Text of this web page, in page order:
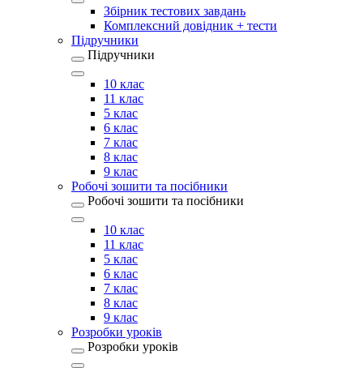
Збірник тестових завдань
Комплексний довідник + тести
Підручники
Підручники
10 клас
11 клас
5 клас
6 клас
7 клас
8 клас
9 клас
Робочі зошити та посібники
Робочі зошити та посібники
10 клас
11 клас
5 клас
6 клас
7 клас
8 клас
9 клас
Розробки уроків
Розробки уроків